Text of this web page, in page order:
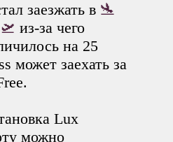
заезжать в 🛬
🛫из-за чего
на 25
может заехать за
Lux
можно